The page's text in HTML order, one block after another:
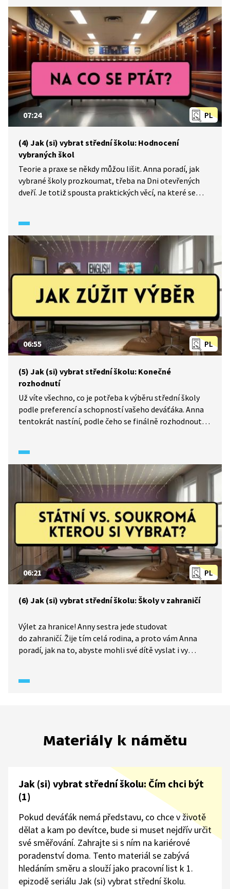
PL
07:24
(4) Jak (si) vybrat střední školu: Hodnocení
vybraných škol
Teorie a praxe se někdy můžou lišit. Anna poradí, jak
vybrané školy prozkoumat, třeba na Dni otevřených
dveří. Je totiž spousta praktických věcí, na které se
PL
06:55
(5) Jak (si) vybrat střední školu: Konečné
rozhodnutí
Už víte všechno, co je potřeba k výběru střední školy
podle preferencí a schopností vašeho deváťáka. Anna
tentokrát nastíní, podle čeho se finálně rozhodnout
PL
06:21
(6) Jak (si) vybrat střední školu: Školy v zahraničí
Výlet za hranice! Anny sestra jede studovat
do zahraničí. Žije tím celá rodina, a proto vám Anna
poradí, jak na to, abyste mohli své dítě vyslat i vy
Materiály k námětu
Jak (si) vybrat střední školu: Čím chci být
(1)
Pokud deváťák nemá představu, co chce v životě
dělat a kam po devítce, bude si muset nejdřív určit
své směřování. Zahrajte si s ním na kariérové
poradenství doma. Tento materiál se zabývá
hledáním směru a slouží jako pracovní list k 1.
epizodě seriálu Jak (si) vybrat střední školu.